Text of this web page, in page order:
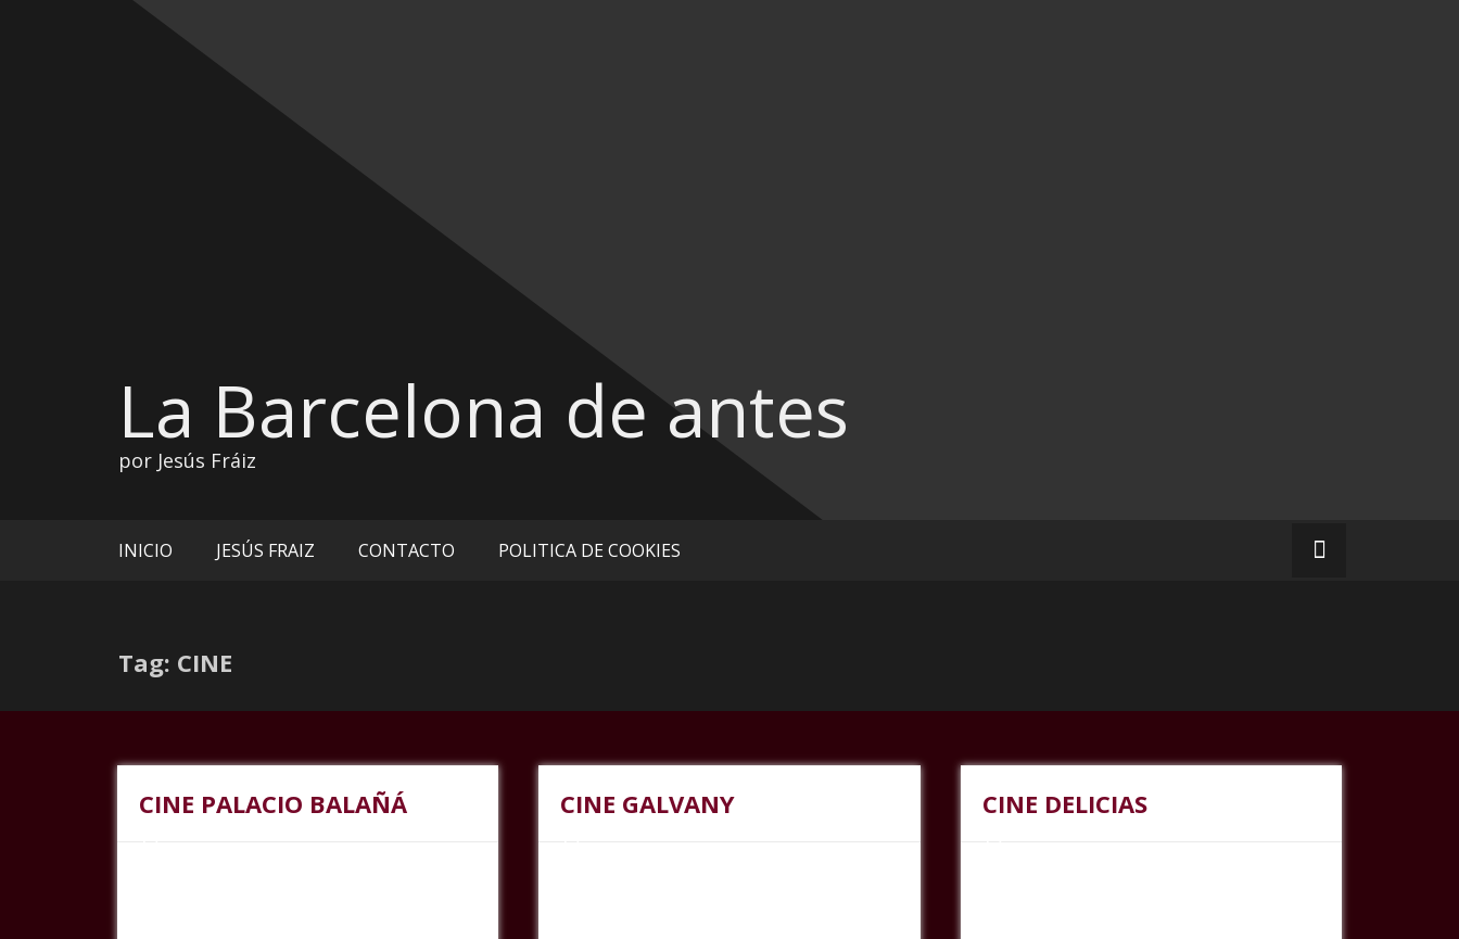
La Barcelona de antes
por Jesús Fráiz
INICIO JESÚS FRAIZ CONTACTO POLITICA DE COOKIES
Tag: CINE
CINE PALACIO BALAÑÁ CINE GALVANY CINE DELICIAS